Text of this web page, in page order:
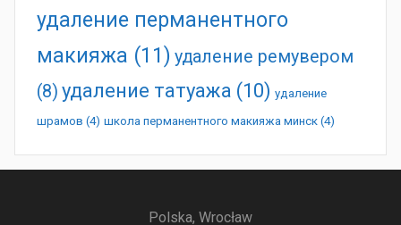
удаление перманентного
макияжа (11) удаление ремувером
(8) удаление татуажа (10) удаление
шрамов (4) школа перманентного макияжа минск (4)
Polska, Wrocław